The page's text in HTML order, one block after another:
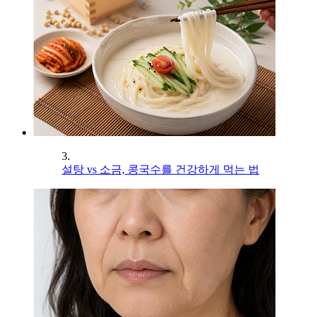
3.
설탕 vs 소금, 콩국수를 건강하게 먹는 법